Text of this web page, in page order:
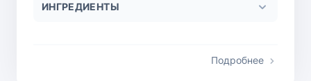
ИНГРЕДИЕНТЫ
Подробнее